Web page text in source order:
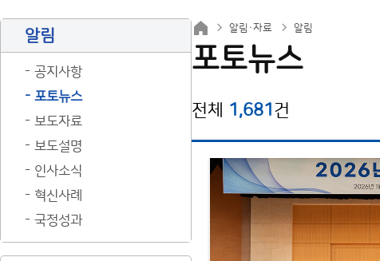
알림
공지사항
포토뉴스
보도자료
보도설명
인사소식
혁신사례
국정성과
알림·자료 알림
포토뉴스
전체 1,681건